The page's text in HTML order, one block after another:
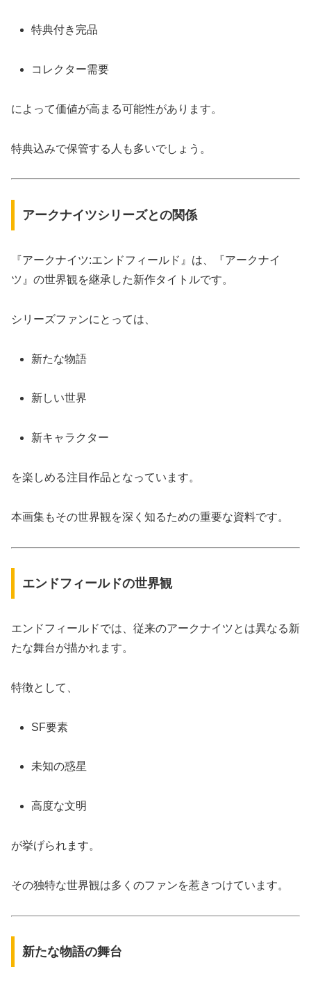
特典付き完品
コレクター需要
によって価値が高まる可能性があります。
特典込みで保管する人も多いでしょう。
アークナイツシリーズとの関係
『アークナイツ:エンドフィールド』は、『アークナイ
ツ』の世界観を継承した新作タイトルです。
シリーズファンにとっては、
新たな物語
新しい世界
新キャラクター
を楽しめる注目作品となっています。
本画集もその世界観を深く知るための重要な資料です。
エンドフィールドの世界観
エンドフィールドでは、従来のアークナイツとは異なる新
たな舞台が描かれます。
特徴として、
SF要素
未知の惑星
高度な文明
が挙げられます。
その独特な世界観は多くのファンを惹きつけています。
新たな物語の舞台